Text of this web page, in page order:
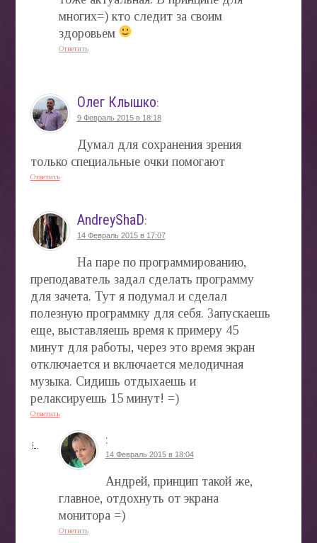
многих=) кто следит за своим
здоровьем
Ответить
Олег Клышко:
9 Февраль 2015 в 18:18
Думал для сохранения зрения
только специальные очки помогают
Ответить
AndreyShaD:
14 Февраль 2015 в 17:07
На паре по программированию,
преподаватель задал сделать программу
для зачета. Тут я подумал и сделал
полезную программку для себя. Запускаешь
еще, выставляешь время к примеру 45
минут для работы, через это время экран
отключается и включается мелодичная
музыка. Сидишь отдыхаешь и
релаксируешь 15 минут! =)
Ответить
:
14 Февраль 2015 в 18:04
Андрей, принцип такой же,
главное, отдохнуть от экрана
монитора =)
Ответить